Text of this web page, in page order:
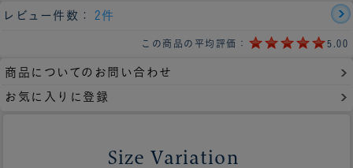
レビュー件数： 2件
この商品の平均評価： 5.00
商品についてのお問い合わせ
お気に入りに登録
Size Variation